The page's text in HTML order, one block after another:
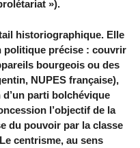
»).
historiographique. Elle
politique précise : couvrir
bourgeois ou des
NUPES française),
parti bolchévique
l’objectif de la
du pouvoir par la classe
centrisme, au sens